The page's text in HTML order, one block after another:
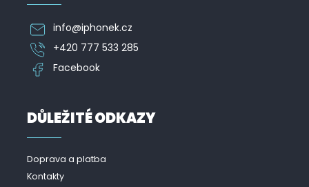
info@iphonek.cz
+420 777 533 285
Facebook
DŮLEŽITÉ ODKAZY
Doprava a platba
Kontakty